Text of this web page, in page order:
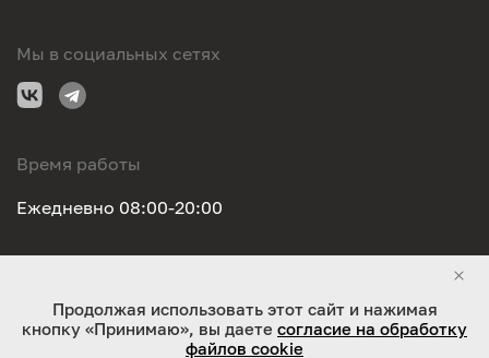
Мы в социальных сетях
Время работы
Ежедневно 08:00-20:00
ООО "Оригинал-сервис". Все права защищены 2026
Продолжая использовать этот сайт и нажимая
кнопку «Принимаю», вы даете согласие на обработку
файлов cookie